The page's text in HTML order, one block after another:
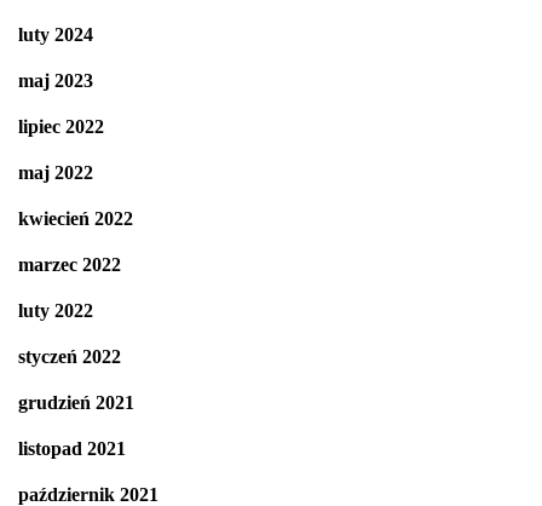
luty 2024
maj 2023
lipiec 2022
maj 2022
kwiecień 2022
marzec 2022
luty 2022
styczeń 2022
grudzień 2021
listopad 2021
październik 2021